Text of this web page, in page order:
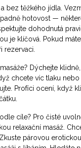
bez těžkého jídla.
hotovost —
dohodnutá
je klíčová. Pokud
rezervaci.
Dýchejte
chcete víc tlaku nebo
Profíci ocení, když
cíle? Pro čisté
relaxační masáž.
párovou